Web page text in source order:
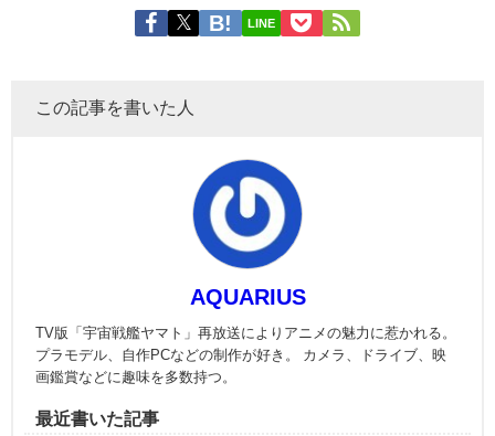
LINE
この記事を書いた人
AQUARIUS
TV版「宇宙戦艦ヤマト」再放送によりアニメの魅力に惹かれる。
プラモデル、自作PCなどの制作が好き。 カメラ、ドライブ、映
画鑑賞などに趣味を多数持つ。
最近書いた記事